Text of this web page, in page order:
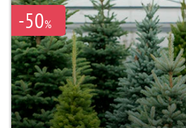
-50%